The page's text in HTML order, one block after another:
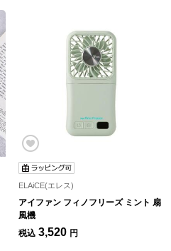
ELAiCE(エレス)
アイファン フィノフリーズ ミント 扇
風機
税込 3,520 円